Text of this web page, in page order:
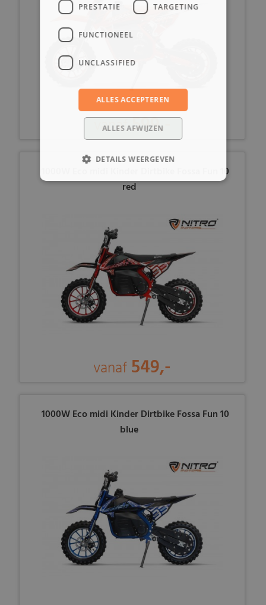
vanaf599,-
1000W Eco midi Kinder Dirtbike Fossa Fun 10
red
vanaf 549,-
1000W Eco midi Kinder Dirtbike Fossa Fun 10
blue
PRESTATIE TARGETING
FUNCTIONEEL
UNCLASSIFIED
ALLES ACCEPTEREN
ALLES AFWIJZEN
DETAILS WEERGEVEN